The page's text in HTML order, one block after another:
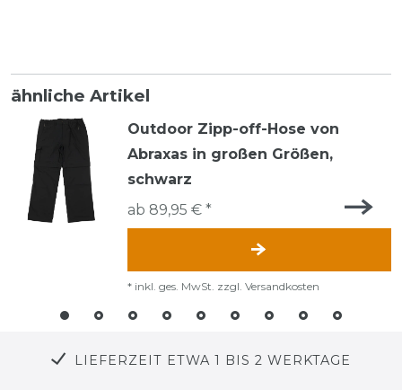
ähnliche Artikel
Outdoor Zipp-off-Hose von
Abraxas in großen Größen,
schwarz
ab 89,95 € *
* inkl. ges. MwSt. zzgl. Versandkosten
LIEFERZEIT ETWA 1 BIS 2 WERKTAGE